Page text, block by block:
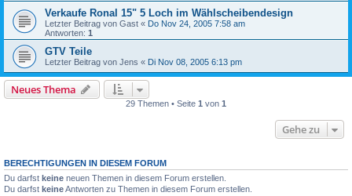
Verkaufe Ronal 15" 5 Loch im Wählscheibendesign
Letzter Beitrag von Gast « Do Nov 24, 2005 7:58 am
Antworten: 1
GTV Teile
Letzter Beitrag von Jens « Di Nov 08, 2005 6:13 pm
Neues Thema
29 Themen • Seite 1 von 1
Gehe zu
BERECHTIGUNGEN IN DIESEM FORUM
Du darfst keine neuen Themen in diesem Forum erstellen.
Du darfst keineAntworten zu Themen in diesem Forum erstellen.